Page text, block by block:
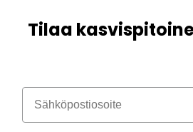
Tilaa